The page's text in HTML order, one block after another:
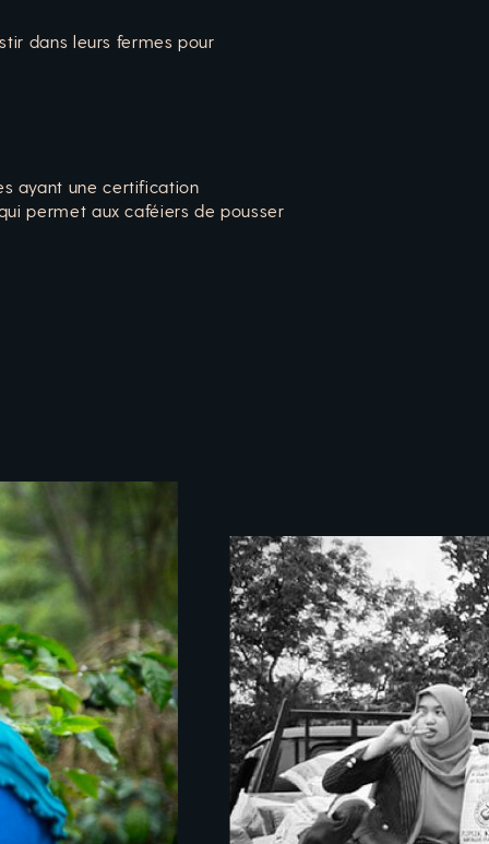
dans leurs fermes pour
ayant une certification
permet aux caféiers de pousser